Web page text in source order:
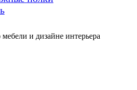
и дизайне интерьера